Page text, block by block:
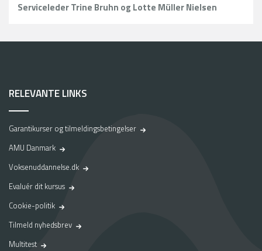
Serviceleder Trine Bruhn og Lotte Müller Nielsen
RELEVANTE LINKS
Garantikurser og tilmeldingsbetingelser
AMU Danmark
Voksenuddannelse.dk
Evaluér dit kursus
Cookie-politik
Tilmeld nyhedsbrev
Multitest